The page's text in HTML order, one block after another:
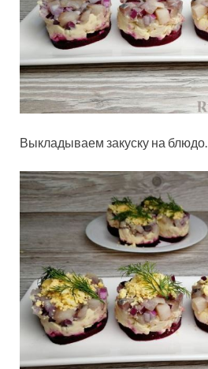
Выкладываем закуску на блюдо.